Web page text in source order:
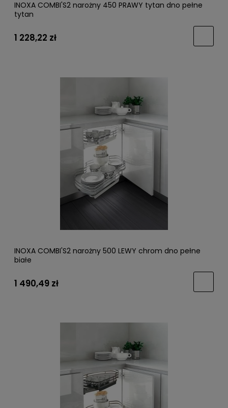
INOXA COMBI'S2 narożny 450 PRAWY tytan dno pełne
tytan
1 228,22 zł
INOXA COMBI'S2 narożny 500 LEWY chrom dno pełne
białe
1 490,49 zł